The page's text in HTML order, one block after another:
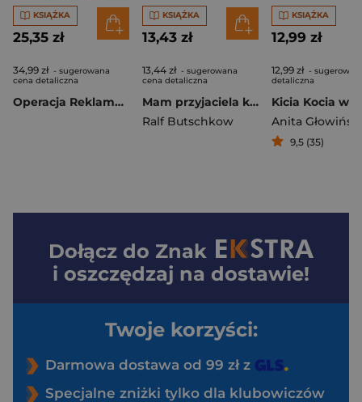
KSIĄŻKA
25,35 zł
34,99 zł - sugerowana
cena detaliczna
Operacja Reklamówka. Operacja
KSIĄŻKA
13,43 zł
13,44 zł - sugerowana
cena detaliczna
Mam przyjaciela kierowcę ciężarówki. Mądra Mysz
Ralf Butschkow
KSIĄŻKA
12,99 zł
12,99 zł -
detaliczna
Anita
9,5 (35)
Dołącz do Znak
i oszczędzaj na dostawie!
Twoje korzyści:
Darmowa dostawa od 99 zł z
Specjalne zniżki tylko dla klubowiczów